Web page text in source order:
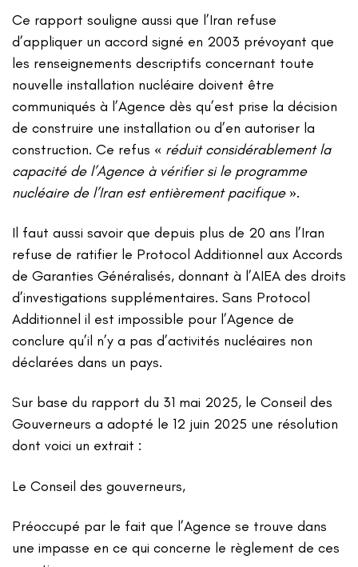
Ce rapport souligne aussi que l’Iran refuse
d’appliquer un accord signé en 2003 prévoyant que
les renseignements descriptifs concernant toute
nouvelle installation nucléaire doivent être
communiqués à l’Agence dès qu’est prise la décision
de construire une installation ou d’en autoriser la
construction. Ce refus « réduit considérablement la
capacité de l’Agence à vérifier si le programme
nucléaire de l’Iran est entièrement pacifique».
Il faut aussi savoir que depuis plus de 20 ans l’Iran
refuse de ratifier le Protocol Additionnel aux Accords
de Garanties Généralisés, donnant à l’AIEA des droits
d’investigations supplémentaires. Sans Protocol
Additionnel il est impossible pour l’Agence de
conclure qu’il n’y a pas d’activités nucléaires non
déclarées dans un pays.
Sur base du rapport du 31 mai 2025, le Conseil des
Gouverneurs a adopté le 12 juin 2025 une résolution
dont voici un extrait :
Le Conseil des gouverneurs,
Préoccupé par le fait que l’Agence se trouve dans
une impasse en ce qui concerne le règlement de ces